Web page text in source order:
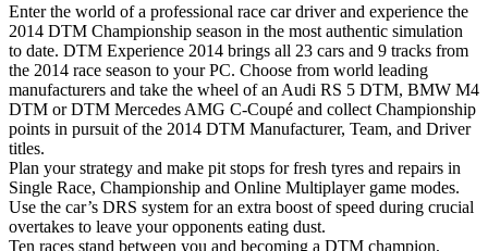
Enter the world of a professional race car driver and experience the
2014 DTM Championship season in the most authentic simulation
to date. DTM Experience 2014 brings all 23 cars and 9 tracks from
the 2014 race season to your PC. Choose from world leading
manufacturers and take the wheel of an Audi RS 5 DTM, BMW M4
DTM or DTM Mercedes AMG C-Coupé and collect Championship
points in pursuit of the 2014 DTM Manufacturer, Team, and Driver
titles.
Plan your strategy and make pit stops for fresh tyres and repairs in
Single Race, Championship and Online Multiplayer game modes.
Use the car’s DRS system for an extra boost of speed during crucial
overtakes to leave your opponents eating dust.
Ten races stand between you and becoming a DTM champion,